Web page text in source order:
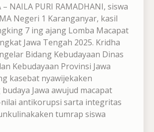
– NAILA PURI RAMADHANI, siswa
Negeri 1 Karanganyar, kasil
7 ing ajang Lomba Macapat
Jawa Tengah 2025. Kridha
Bidang Kebudayaan Dinas
Kebudayaan Provinsi Jawa
kasebat nyawijekaken
Jawa awujud macapat
antikorupsi sarta integritas
tumrap siswa